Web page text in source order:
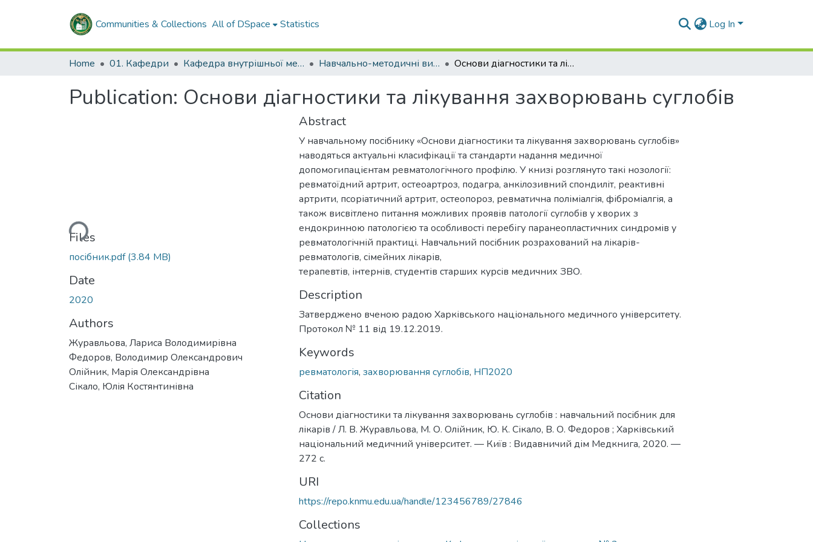
Communities & Collections All of DSpace Statistics Log In
Home 01. Кафедри Кафедра внутрішньої медицини № 3 та ендокринології Навчально-методичні видання. Кафедра внутрішньої медицини № 3 та ендокринології Основи діагностики та лікування захворювань суглобів
Publication: Основи діагностики та лікування захворювань суглобів
Loading...
Files
посібник.pdf(3.84 MB)
Date
2020
Authors
Журавльова, Лариса Володимирівна
Федоров, Володимир Олександрович
Олійник, Марія Олександрівна
Сікало, Юлія Костянтинівна
Abstract
У навчальному посібнику «Основи діагностики та лікування захворювань суглобів»
наводяться актуальні класифікації та стандарти надання медичної
допомогипацієнтам ревматологічного профілю. У книзі розглянуто такі нозології:
ревматоїдний артрит, остеоартроз, подагра, анкілозивний спондиліт, реактивні
артрити, псоріатичний артрит, остеопороз, ревматична поліміалгія, фіброміалгія, а
також висвітлено питання можливих проявів патології суглобів у хворих з
ендокринною патологією та особливості перебігу паранеопластичних синдромів у
ревматологічній практиці. Навчальний посібник розрахований на лікарів-
ревматологів, сімейних лікарів,
терапевтів, інтернів, студентів старших курсів медичних ЗВО.
Description
Затверджено вченою радою Харківського національного медичного університету.
Протокол № 11 від 19.12.2019.
Keywords
ревматологія, захворювання суглобів, НП2020
Citation
Основи діагностики та лікування захворювань суглобів : навчальний посібник для
лікарів / Л. В. Журавльова, М. О. Олійник, Ю. К. Сікало, В. О. Федоров ; Харківський
національний медичний університет. — Київ : Видавничий дім Медкнига, 2020. —
272 с.
URI
https://repo.knmu.edu.ua/handle/123456789/27846
Collections